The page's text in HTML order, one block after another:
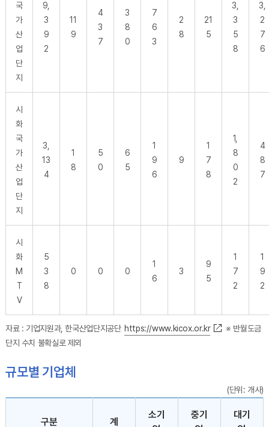
국
가
산
업
단
지
9,
3
9
2
11
9
4
3
7
3
8
0
7
6
3
2
8
21
5
3,
3
5
8
3,
2
7
6
시
화
국
가
산
업
단
지
3,
13
4
1
8
5
0
6
5
1
9
6
9
1
7
8
1,
8
0
2
4
8
7
시
화
M
T
V
5
3
8
0 0 0
1
6
3
9
5
1
7
2
1
9
2
자료 : 기업지원과, 한국산업단지공단 https://www.kicox.or.kr
※ 반월도금
단지 수치 불확실로 제외
규모별 기업체
(단위: 개사)
구분 계
소기
중기
대기